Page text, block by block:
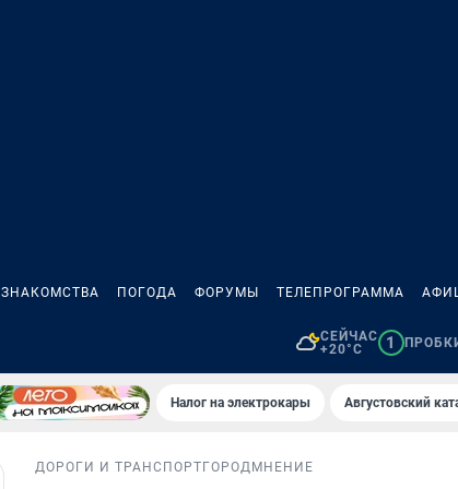
ЗНАКОМСТВА ПОГОДА ФОРУМЫ ТЕЛЕПРОГРАММА
СЕЙЧАС
+20°C
1
Налог на электрокары Августовский
ДОРОГИ И ТРАНСПОРТ ГОРОД МНЕНИЕ